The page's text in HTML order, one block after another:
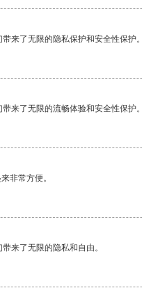
来了无限的隐私保护和安全性保护
来了无限的流畅体验和安全性保护
非常方便。
来了无限的隐私和自由。